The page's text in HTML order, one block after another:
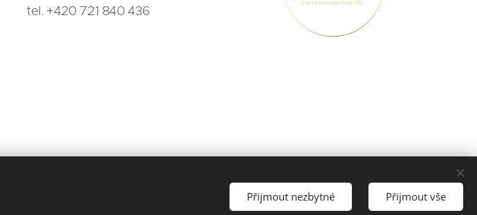
tel. +420 721 840 436
Přijmout nezbytné Přijmout vše